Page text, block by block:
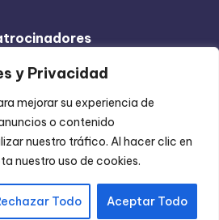
y Privacidad
mejorar su experiencia de
o contenido
nuestro tráfico. Al hacer clic en
nuestro uso de cookies.
Todo Aceptar Todo
de Monterrey
de Plástico
Impreso
de Coatzintla
—Chica Regia . All rights reserved.